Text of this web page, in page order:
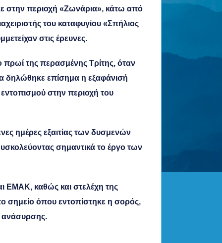
στην περιοχή «Ζωνάρια», κάτω από
του καταφυγίου «Σπήλιος
στις έρευνες.
πρωί της περασμένης Τρίτης, όταν
δηλώθηκε επίσημα η εξαφάνισή
στην περιοχή του
ημέρες εξαιτίας των δυσμενών
σημαντικά το έργο των
ΕΜΑΚ, καθώς και στελέχη της
σημείο όπου εντοπίστηκε η σορός,
ανάσυρσης.